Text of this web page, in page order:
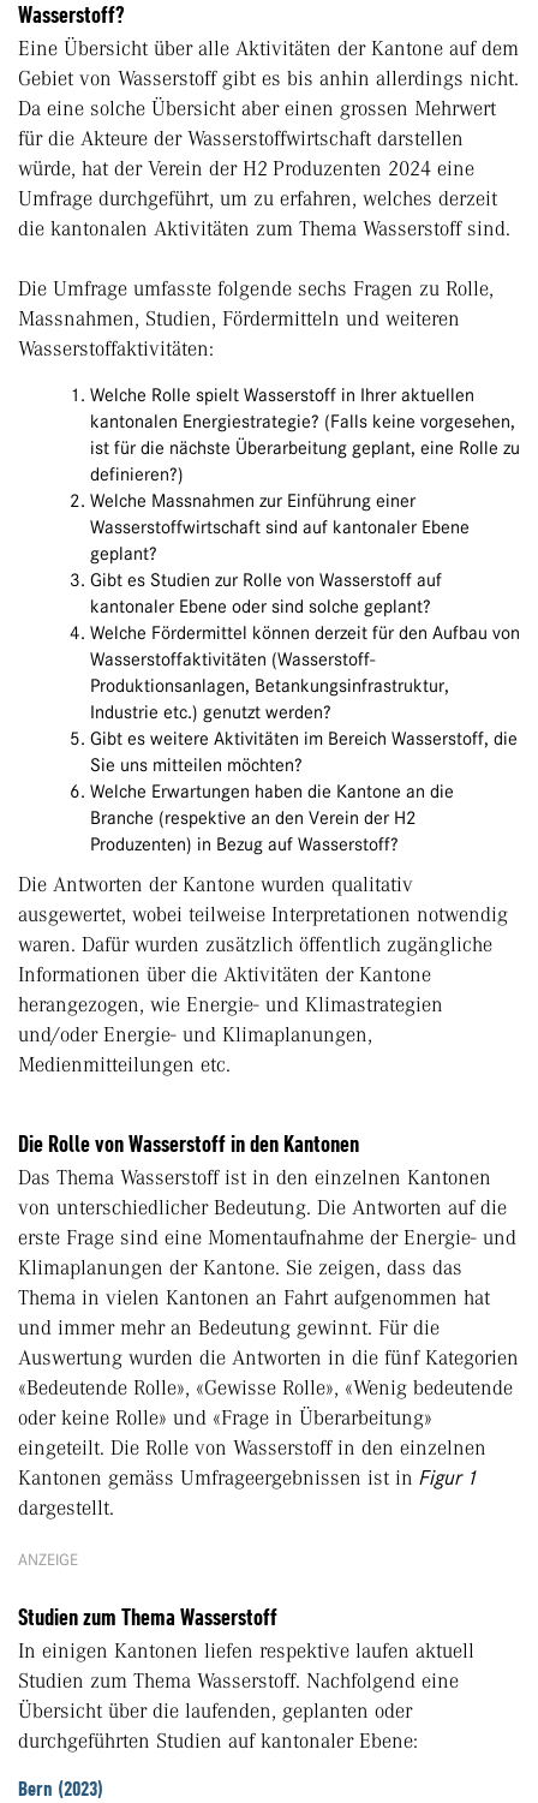
Wasserstoff?
Eine Übersicht über alle Aktivitäten der Kantone auf dem
Gebiet von Wasserstoff gibt es bis anhin allerdings nicht.
Da eine solche Übersicht aber einen grossen Mehrwert
für die Akteure der Wasserstoffwirtschaft darstellen
würde, hat der Verein der H2 Produzenten 2024 eine
Umfrage durchgeführt, um zu erfahren, welches derzeit
die kantonalen Aktivitäten zum Thema Wasserstoff sind.
Die Umfrage umfasste folgende sechs Fragen zu Rolle,
Massnahmen, Studien, Fördermitteln und weiteren
Wasserstoff­aktivitäten:
Welche Rolle spielt Wasserstoff in Ihrer aktuellen
kantonalen Energiestrategie? (Falls keine vorgesehen,
ist für die nächste Überarbeitung geplant, eine Rolle zu
definieren?)
Welche Massnahmen zur Einführung einer
Wasserstoffwirtschaft sind auf kantonaler Ebene
geplant?
Gibt es Studien zur Rolle von Wasserstoff auf
kantonaler Ebene oder sind solche geplant?
Welche Fördermittel können derzeit für den Aufbau von
Wasserstoffaktivitäten (Wasserstoff-
Produktionsanlagen, Betankungsinfrastruktur,
Industrie etc.) genutzt werden?
Gibt es weitere Aktivitäten im Bereich Wasserstoff, die
Sie uns mitteilen möchten?
Welche Erwartungen haben die Kantone an die
Branche (respektive an den Verein der H2
Produzenten) in Bezug auf Wasserstoff?
Die Antworten der Kantone wurden qualitativ
ausgewertet, wobei teilweise Interpretationen notwendig
waren. Dafür wurden zusätzlich öffentlich zugängliche
Informationen über die Aktivitäten der Kantone
herangezogen, wie Energie- und Klimastrategien
und/oder Energie- und Klimaplanungen,
Medienmitteilungen etc.
Die Rolle von Wasserstoff in den Kantonen
Das Thema Wasserstoff ist in den einzelnen Kantonen
von unterschiedlicher Bedeutung. Die Antworten auf die
erste Frage sind eine Momentaufnahme der Energie- und
Klimaplanungen der Kantone. Sie zeigen, dass das
Thema in vielen Kantonen an Fahrt aufgenommen hat
und immer mehr an Bedeutung gewinnt. Für die
Auswertung wurden die Antworten in die fünf Kategorien
«Bedeutende Rolle», «Gewisse Rolle», «Wenig bedeutende
oder keine Rolle» und «Frage in Überarbeitung»
eingeteilt. Die Rolle von Wasserstoff in den einzelnen
Kantonen gemäss Umfrageergebnissen ist in Figur 1
dargestellt.
ANZEIGE
Studien zum Thema Wasserstoff
In einigen Kantonen liefen respektive laufen aktuell
Studien zum Thema Wasserstoff. Nachfolgend eine
Übersicht über die laufenden, geplanten oder
durchgeführten Studien auf kantonaler Ebene:
Bern (2023)